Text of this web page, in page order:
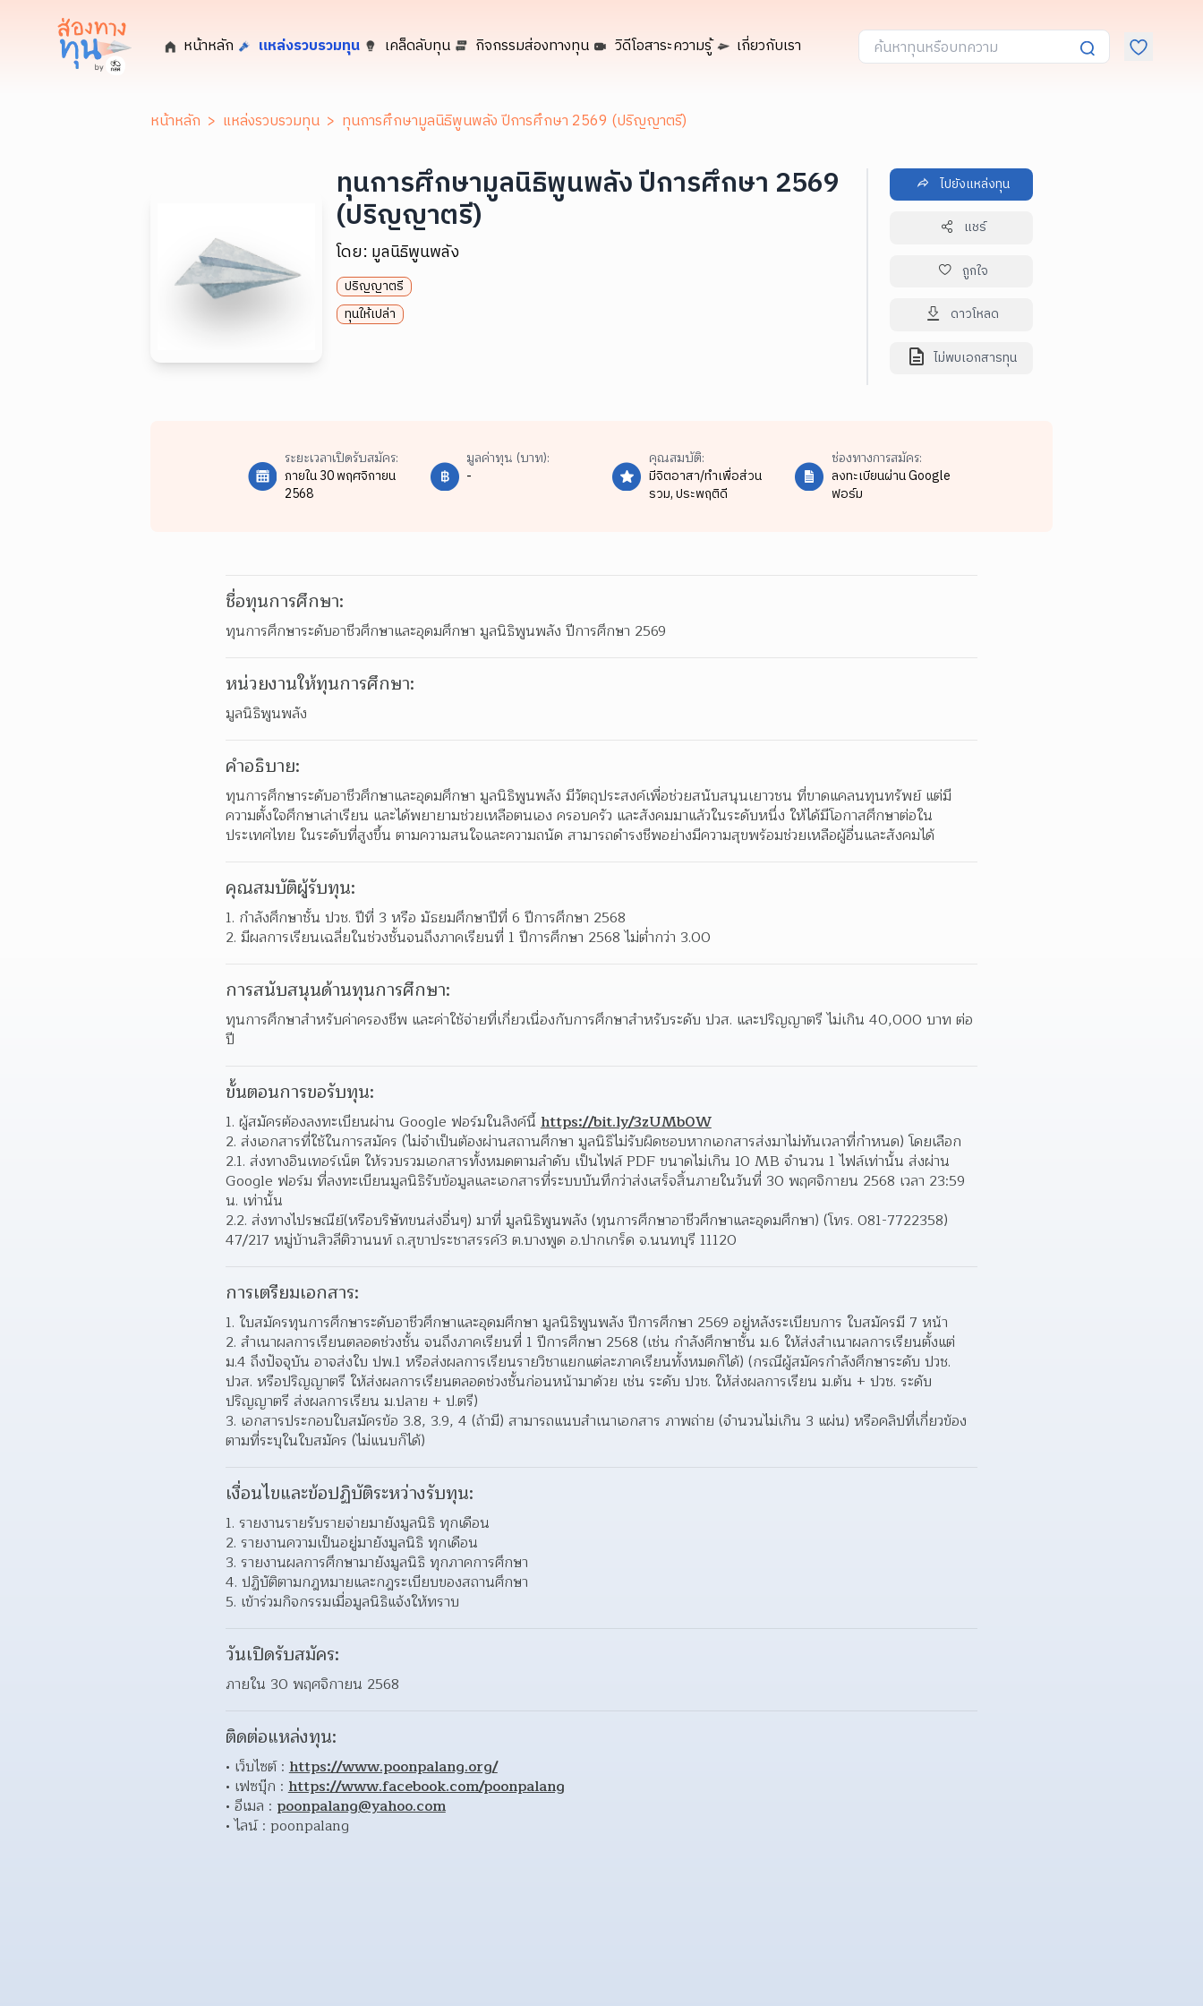
หน้าหลัก แหล่งรวบรวมทุน เคล็ดลับทุน กิจกรรมส่องทางทุน วิดีโอสาระความรู้ เกี่ยวกับเรา
หน้าหลัก > แหล่งรวบรวมทุน > ทุนการศึกษามูลนิธิพูนพลัง ปีการศึกษา 2569 (ปริญญาตรี)
ทุนการศึกษามูลนิธิพูนพลัง ปีการศึกษา 2569
(ปริญญาตรี)
โดย: มูลนิธิพูนพลัง
ปริญญาตรี
ทุนให้เปล่า
ไปยังแหล่งทุน
แชร์
ถูกใจ
ดาวโหลด
ไม่พบเอกสารทุน
ระยะเวลาเปิดรับสมัคร:
ภายใน 30 พฤศจิกายน
2568
มูลค่าทุน (บาท):
-
คุณสมบัติ:
มีจิตอาสา/ทำเพื่อส่วน
รวม,ประพฤติดี
ช่องทางการสมัคร:
ลงทะเบียนผ่าน Google
ฟอร์ม
ชื่อทุนการศึกษา:
ทุนการศึกษาระดับอาชีวศึกษาและอุดมศึกษา มูลนิธิพูนพลัง ปีการศึกษา 2569
หน่วยงานให้ทุนการศึกษา:
มูลนิธิพูนพลัง
คำอธิบาย:
ทุนการศึกษาระดับอาชีวศึกษาและอุดมศึกษา มูลนิธิพูนพลัง มีวัตถุประสงค์เพื่อช่วยสนับสนุนเยาวชน ที่ขาดแคลนทุนทรัพย์ แต่มี
ความตั้งใจศึกษาเล่าเรียน และได้พยายามช่วยเหลือตนเอง ครอบครัว และสังคมมาแล้วในระดับหนึ่ง ให้ได้มีโอกาสศึกษาต่อใน
ประเทศไทย ในระดับที่สูงขึ้น ตามความสนใจและความถนัด สามารถดํารงชีพอย่างมีความสุขพร้อมช่วยเหลือผู้อื่นและสังคมได้
คุณสมบัติผู้รับทุน:
กําลังศึกษาชั้น ปวช. ปีที่ 3 หรือ มัธยมศึกษาปีที่ 6 ปีการศึกษา 2568
มีผลการเรียนเฉลี่ยในช่วงชั้นจนถึงภาคเรียนที่ 1 ปีการศึกษา 2568 ไม่ต่ํากว่า 3.00
การสนับสนุนด้านทุนการศึกษา:
ทุนการศึกษาสําหรับค่าครองชีพ และค่าใช้จ่ายที่เกี่ยวเนื่องกับการศึกษาสำหรับระดับ ปวส. และปริญญาตรี ไม่เกิน 40,000 บาท ต่อ
ปี
ขั้นตอนการขอรับทุน:
ผู้สมัครต้องลงทะเบียนผ่าน Google ฟอร์มในลิงค์นี้ https://bit.ly/3zUMb0W
ส่งเอกสารที่ใช้ในการสมัคร (ไม่จําเป็นต้องผ่านสถานศึกษา มูลนิธิไม่รับผิดชอบหากเอกสารส่งมาไม่ทันเวลาที่กําหนด) โดยเลือก
2.1. ส่งทางอินเทอร์เน็ต ให้รวบรวมเอกสารทั้งหมดตามลําดับ เป็นไฟล์ PDF ขนาดไม่เกิน 10 MB จํานวน 1 ไฟล์เท่านั้น ส่งผ่าน
Google ฟอร์ม ที่ลงทะเบียนมูลนิธิรับข้อมูลและเอกสารที่ระบบบันทึกว่าส่งเสร็จสิ้นภายในวันที่ 30 พฤศจิกายน 2568 เวลา 23:59
น. เท่านั้น
2.2. ส่งทางไปรษณีย์(หรือบริษัทขนส่งอื่นๆ) มาที่ มูลนิธิพูนพลัง (ทุนการศึกษาอาชีวศึกษาและอุดมศึกษา) (โทร. 081-7722358)
47/217 หมู่บ้านสิวลีติวานนท์ ถ.สุขาประชาสรรค์3 ต.บางพูด อ.ปากเกร็ด จ.นนทบุรี 11120
การเตรียมเอกสาร:
ใบสมัครทุนการศึกษาระดับอาชีวศึกษาและอุดมศึกษา มูลนิธิพูนพลัง ปีการศึกษา 2569 อยู่หลังระเบียบการ ใบสมัครมี 7 หน้า
สําเนาผลการเรียนตลอดช่วงชั้น จนถึงภาคเรียนที่ 1 ปีการศึกษา 2568 (เช่น กําลังศึกษาชั้น ม.6 ให้ส่งสําเนาผลการเรียนตั้งแต่
ม.4 ถึงปัจจุบัน อาจส่งใบ ปพ.1 หรือส่งผลการเรียนรายวิชาแยกแต่ละภาคเรียนทั้งหมดก็ได้) (กรณีผู้สมัครกําลังศึกษาระดับ ปวช.
ปวส. หรือปริญญาตรี ให้ส่งผลการเรียนตลอดช่วงชั้นก่อนหน้ามาด้วย เช่น ระดับ ปวช. ให้ส่งผลการเรียน ม.ต้น + ปวช. ระดับ
ปริญญาตรี ส่งผลการเรียน ม.ปลาย + ป.ตรี)
เอกสารประกอบใบสมัครข้อ 3.8, 3.9, 4 (ถ้ามี) สามารถแนบสำเนาเอกสาร ภาพถ่าย (จำนวนไม่เกิน 3 แผ่น) หรือคลิปที่เกี่ยวข้อง
ตามที่ระบุในใบสมัคร (ไม่แนบก็ได้)
เงื่อนไขและข้อปฏิบัติระหว่างรับทุน:
รายงานรายรับรายจ่ายมายังมูลนิธิ ทุกเดือน
รายงานความเป็นอยู่มายังมูลนิธิ ทุกเดือน
รายงานผลการศึกษามายังมูลนิธิ ทุกภาคการศึกษา
ปฏิบัติตามกฎหมายและกฎระเบียบของสถานศึกษา
เข้าร่วมกิจกรรมเมื่อมูลนิธิแจ้งให้ทราบ
วันเปิดรับสมัคร:
ภายใน 30 พฤศจิกายน 2568
ติดต่อแหล่งทุน:
เว็บไซต์ : https://www.poonpalang.org/
เฟซบุ๊ก : https://www.facebook.com/poonpalang
อีเมล : poonpalang@yahoo.com
ไลน์ : poonpalang